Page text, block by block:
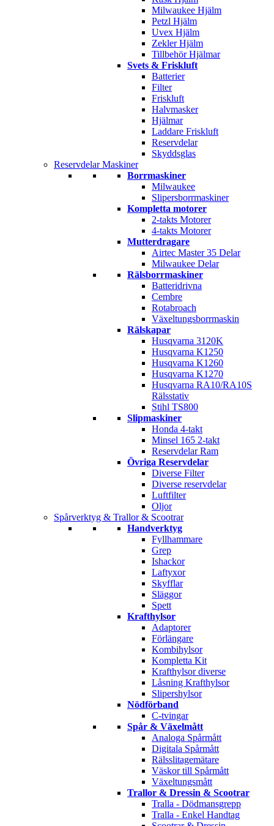
Milwaukee Hjälm
Petzl Hjälm
Uvex Hjälm
Zekler Hjälm
Tillbehör Hjälmar
Svets & Friskluft
Batterier
Filter
Friskluft
Halvmasker
Hjälmar
Laddare Friskluft
Reservdelar
Skyddsglas
Reservdelar Maskiner
Borrmaskiner
Milwaukee
Slipersborrmaskiner
Kompletta motorer
2-takts Motorer
4-takts Motorer
Mutterdragare
Airtec Master 35 Delar
Milwaukee Delar
Rälsborrmaskiner
Batteridrivna
Cembre
Rotabroach
Växeltungsborrmaskin
Rälskapar
Husqvarna 3120K
Husqvarna K1250
Husqvarna K1260
Husqvarna K1270
Husqvarna RA10/RA10S
Rälsstativ
Stihl TS800
Slipmaskiner
Honda 4-takt
Minsel 165 2-takt
Reservdelar Ram
Övriga Reservdelar
Diverse Filter
Diverse reservdelar
Luftfilter
Oljor
Spårverktyg & Trallor & Scootrar
Handverktyg
Fyllhammare
Grep
Ishackor
Laftyxor
Skyfflar
Släggor
Spett
Krafthylsor
Adaptorer
Förlängare
Kombihylsor
Kompletta Kit
Krafthylsor diverse
Låsning Krafthylsor
Slipershylsor
Nödförband
C-tvingar
Spår & Växelmått
Analoga Spårmått
Digitala Spårmått
Rälsslitagemätare
Väskor till Spårmått
Växeltungsmått
Trallor & Dressin & Scootrar
Tralla - Dödmansgrepp
Tralla - Enkel Handtag